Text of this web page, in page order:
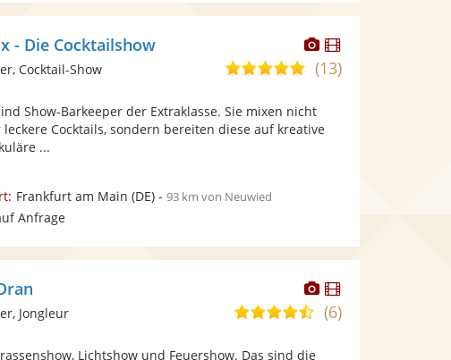
Dieser
Künstler
stellt
Dieser
Künstler
- Die Cocktailshow
5,0
5
Sternen
(13)
Cocktail-Show
Show-Barkeeper der Extraklasse. Sie mixen nicht
Cocktails, sondern bereiten diese auf kreative
...
Frankfurt am Main (DE)- 93 km von Neuwied
Anfrage
Dieser
Künstler
stellt
Dieser
Künstler
4,6(6)
Jongleur
Lichtshow und Feuershow. Das sind die